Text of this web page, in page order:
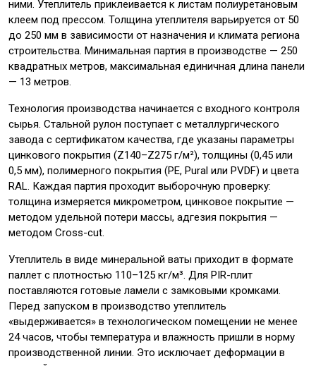
ними. Утеплитель приклеивается к листам полиуретановым
клеем под прессом. Толщина утеплителя варьируется от 50
до 250 мм в зависимости от назначения и климата региона
строительства. Минимальная партия в производстве — 250
квадратных метров, максимальная единичная длина панели
— 13 метров.
Технология производства начинается с входного контроля
сырья. Стальной рулон поступает с металлургического
завода с сертификатом качества, где указаны параметры
цинкового покрытия (Z140–Z275 г/м²), толщины (0,45 или
0,5 мм), полимерного покрытия (PE, Pural или PVDF) и цвета
RAL. Каждая партия проходит выборочную проверку:
толщина измеряется микрометром, цинковое покрытие —
методом удельной потери массы, адгезия покрытия —
методом Cross-cut.
Утеплитель в виде минеральной ваты приходит в формате
паллет с плотностью 110–125 кг/м³. Для PIR-плит
поставляются готовые ламели с замковыми кромками.
Перед запуском в производство утеплитель
«выдерживается» в технологическом помещении не менее
24 часов, чтобы температура и влажность пришли в норму
производственной линии. Это исключает деформации в